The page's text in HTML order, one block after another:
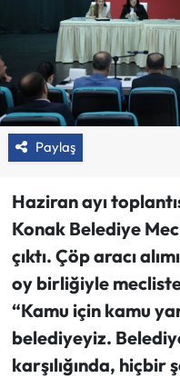
Paylaş
Haziran ayı
Konak Belediye
çıktı. Çöp aracı
oy birliğiyle
“Kamu için kamu
belediyeyiz.
karşılığında,